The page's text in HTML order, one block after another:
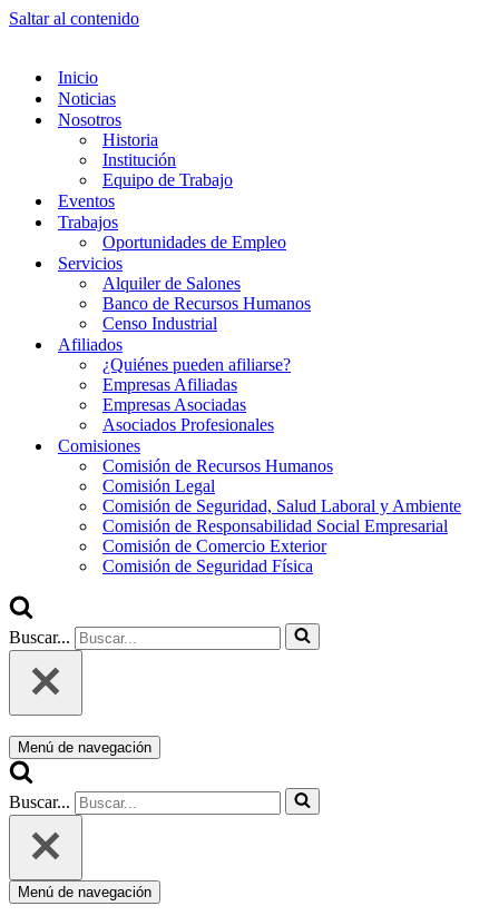
Saltar al contenido
Inicio
Noticias
Nosotros
Historia
Institución
Equipo de Trabajo
Eventos
Trabajos
Oportunidades de Empleo
Servicios
Alquiler de Salones
Banco de Recursos Humanos
Censo Industrial
Afiliados
¿Quiénes pueden afiliarse?
Empresas Afiliadas
Empresas Asociadas
Asociados Profesionales
Comisiones
Comisión de Recursos Humanos
Comisión Legal
Comisión de Seguridad, Salud Laboral y Ambiente
Comisión de Responsabilidad Social Empresarial
Comisión de Comercio Exterior
Comisión de Seguridad Física
Buscar...
Menú de navegación
Buscar...
Menú de navegación